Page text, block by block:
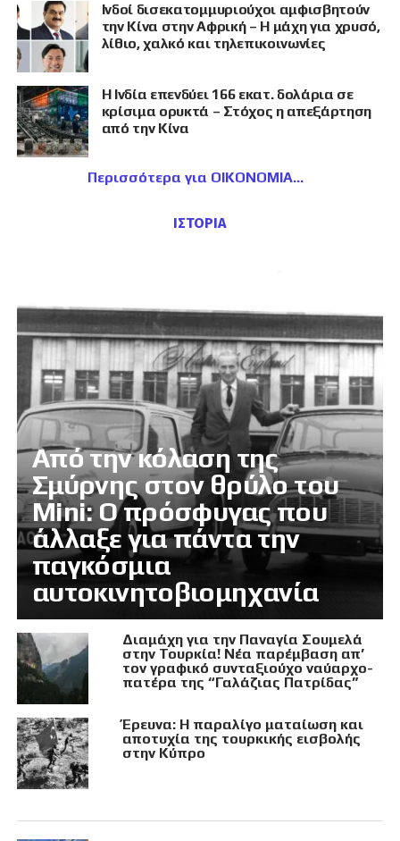
Ινδοί δισεκατομμυριούχοι αμφισβητούν
την Κίνα στην Αφρική – Η μάχη για χρυσό,
λίθιο, χαλκό και τηλεπικοινωνίες
Η Ινδία επενδύει 166 εκατ. δολάρια σε
κρίσιμα ορυκτά – Στόχος η απεξάρτηση
από την Κίνα
Περισσότερα για ΟΙΚΟΝΟΜΙΑ
ΙΣΤΟΡΙΑ
Από την κόλαση της
Σμύρνης στον θρύλο του
Mini: Ο πρόσφυγας που
άλλαξε για πάντα την
παγκόσμια
αυτοκινητοβιομηχανία
Διαμάχη για την Παναγία Σουμελά
στην Τουρκία! Νέα παρέμβαση απ’
τον γραφικό συνταξιούχο ναύαρχο-
πατέρα της “Γαλάζιας Πατρίδας”
Έρευνα: Η παραλίγο ματαίωση και
αποτυχία της τουρκικής εισβολής
στην Κύπρο